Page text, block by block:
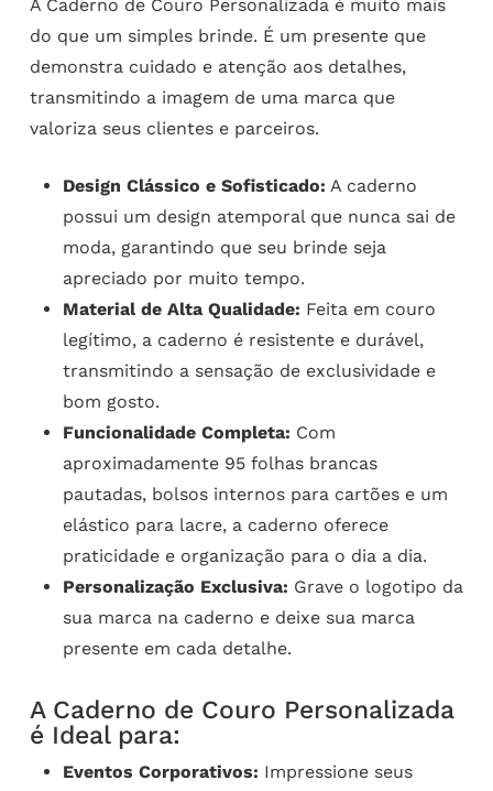
A Caderno de Couro Personalizada é muito mais
do que um simples brinde. É um presente que
demonstra cuidado e atenção aos detalhes,
transmitindo a imagem de uma marca que
valoriza seus clientes e parceiros.
Design Clássico e Sofisticado: A caderno
possui um design atemporal que nunca sai de
moda, garantindo que seu brinde seja
apreciado por muito tempo.
Material de Alta Qualidade: Feita em couro
legítimo, a caderno é resistente e durável,
transmitindo a sensação de exclusividade e
bom gosto.
Funcionalidade Completa: Com
aproximadamente 95 folhas brancas
pautadas, bolsos internos para cartões e um
elástico para lacre, a caderno oferece
praticidade e organização para o dia a dia.
Personalização Exclusiva: Grave o logotipo da
sua marca na caderno e deixe sua marca
presente em cada detalhe.
A Caderno de Couro Personalizada
é Ideal para:
Eventos Corporativos: Impressione seus